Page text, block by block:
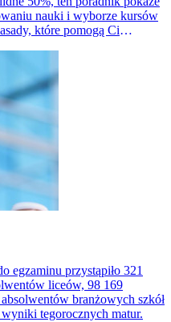
nauki i wyborze kursów
które pomogą Ci
przewodniku. Przy okazji
do matury.
egzaminu przystąpiło 321
liceów, 98 169
branżowych szkół
wyniki tegorocznych matur.